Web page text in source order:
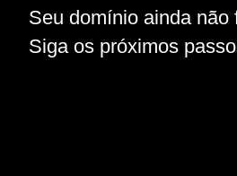
Seu domínio ainda não
Siga os próximos